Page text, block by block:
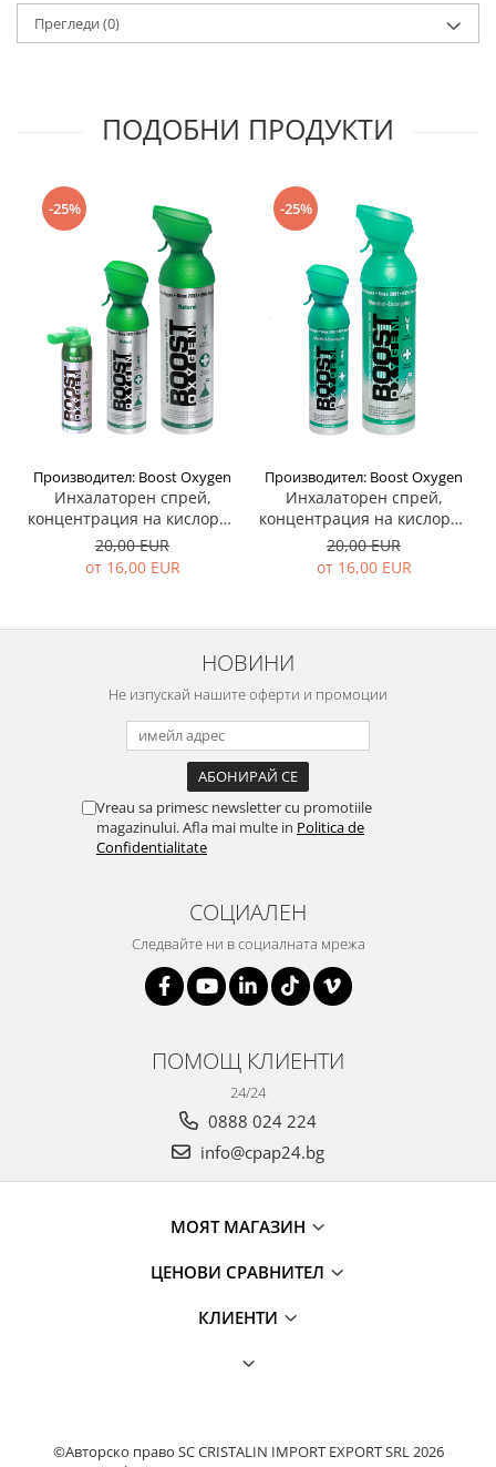
Прегледи (0)
ПОДОБНИ ПРОДУКТИ
-25%
Производител: Boost Oxygen
Инхалаторен спрей,
концентрация на кислород
95%, без мирис - Boost
Oxygen
20,00 EUR
от 16,00 EUR
-25%
Производител: Boost Oxygen
Инхалаторен спрей,
концентрация на кислород
95%, евкалипт - Boost
Oxygen
20,00 EUR
от 16,00 EUR
НОВИНИ
Не изпускай нашите оферти и промоции
Vreau sa primesc newsletter cu promotiile
magazinului. Afla mai multe in Politica de
Confidentialitate
СОЦИАЛЕН
Следвайте ни в социалната мрежа
ПОМОЩ КЛИЕНТИ
24/24
0888 024 224
info@cpap24.bg
МОЯТ МАГАЗИН
ЦЕНОВИ СРАВНИТЕЛ
КЛИЕНТИ
©Авторско право SC CRISTALIN IMPORT EXPORT SRL 2026